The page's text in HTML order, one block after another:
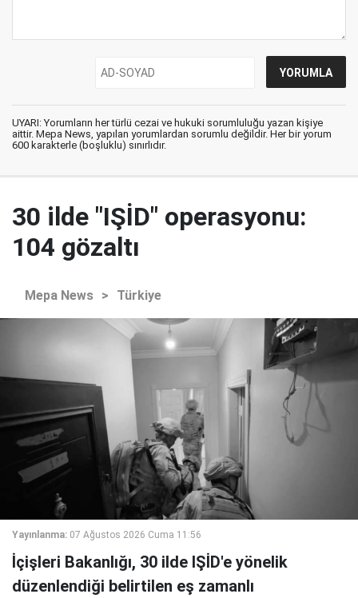
UYARI: Yorumların her türlü cezai ve hukuki sorumluluğu yazan kişiye
aittir. Mepa News, yapılan yorumlardan sorumlu değildir. Her bir yorum
600 karakterle (boşluklu) sınırlıdır.
30 ilde "IŞİD" operasyonu:
104 gözaltı
Mepa News > Türkiye
Yayınlanma: 07 Ağustos 2026 Cuma 11:56
İçişleri Bakanlığı, 30 ilde IŞİD'e yönelik
düzenlendiği belirtilen eş zamanlı